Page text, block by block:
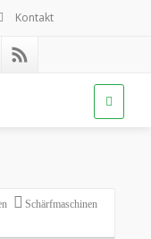
Kontakt
Schärfmaschinen